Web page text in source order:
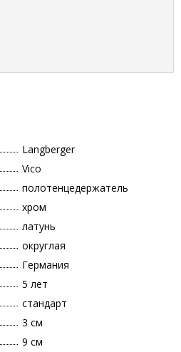
Langberger
Vico
полотенцедержатель
хром
латунь
округлая
Германия
5 лет
стандарт
3 см
9 см